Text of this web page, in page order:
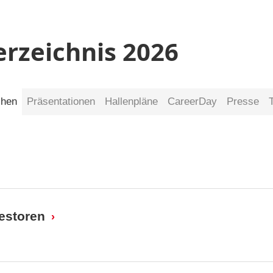
2026
Präsentationen Hallenpläne CareerDay Presse